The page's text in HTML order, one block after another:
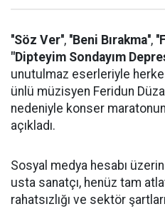
''Söz Ver'', ''Beni Bırakma'',
"Dipteyim Sondayım
unutulmaz eserleriyle
ünlü müzisyen Feridun
nedeniyle konser
açıkladı.
Sosyal medya hesabı
usta sanatçı, henüz tam
rahatsızlığı ve sektör